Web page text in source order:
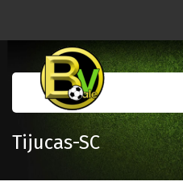
Tijucas-SC